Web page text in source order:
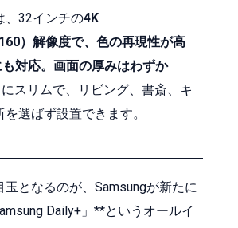
、32インチの4K
）解像度で、色の再現性が高
も対応。画面の厚みはわずか
スリムで、リビング、書斎、キ
選ばず設置できます。
玉となるのが、Samsungが新たに
Daily+」**というオールイ